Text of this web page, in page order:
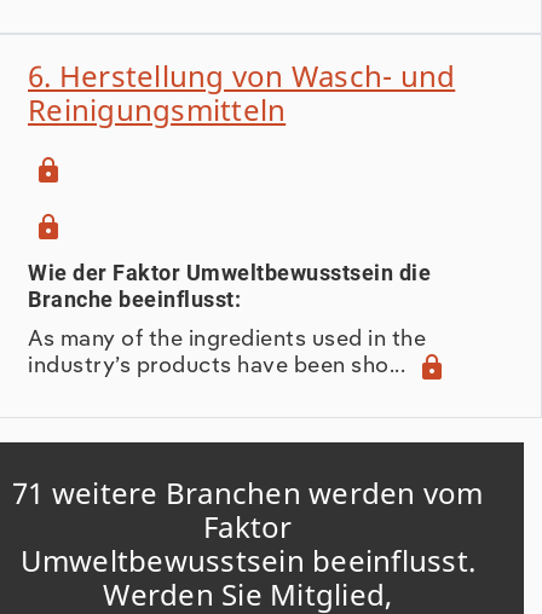
6. Herstellung von Wasch- und
Reinigungsmitteln
lock
lock
Wie der Faktor Umweltbewusstsein die
Branche beeinflusst:
As many of the ingredients used in the
industry’s products have been sho...
lock
71 weitere Branchen werden vom
Faktor
Umweltbewusstsein beeinflusst.
Werden Sie Mitglied,